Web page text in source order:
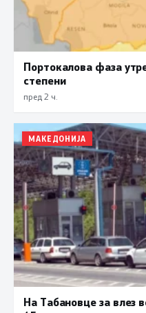
Портокалова фаза
степени
пред 2 ч.
МАКЕДОНИЈА
На Табановце за влез